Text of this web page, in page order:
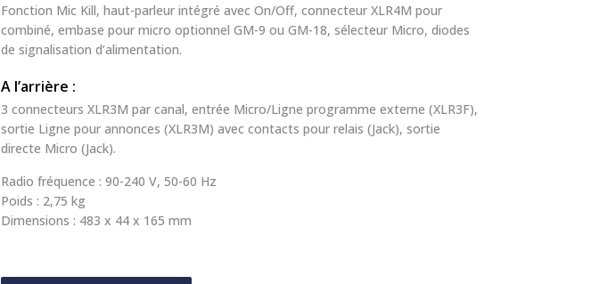
Fonction Mic Kill, haut-parleur intégré avec On/Off, connecteur XLR4M pour
combiné, embase pour micro optionnel GM-9 ou GM-18, sélecteur Micro, diodes
de signalisation d’alimentation.
A l’arrière :
3 connecteurs XLR3M par canal, entrée Micro/Ligne programme externe (XLR3F),
sortie Ligne pour annonces (XLR3M) avec contacts pour relais (Jack), sortie
directe Micro (Jack).
Radio fréquence : 90-240 V, 50-60 Hz
Poids : 2,75 kg
Dimensions : 483 x 44 x 165 mm